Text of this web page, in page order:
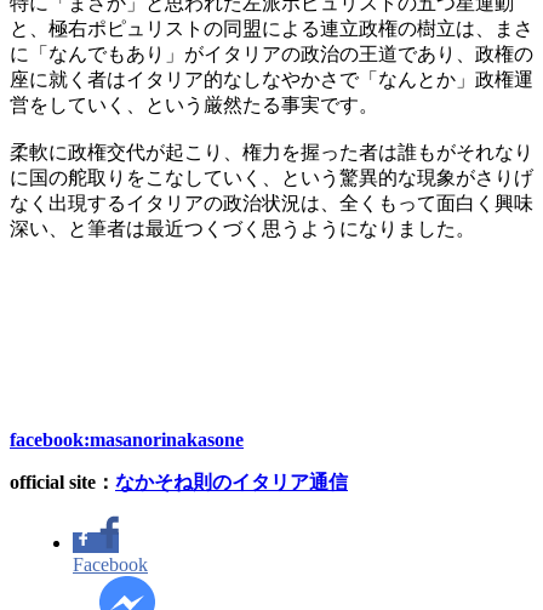
と、極右ポピュリストの同盟による連立政権の樹立は、まさ
に「なんでもあり」がイタリアの政治の王道であり、政権の
座に就く者はイタリア的なしなやかさで「なんとか」政権運
営をしていく、という厳然たる事実です。
柔軟に政権交代が起こり、権力を握った者は誰もがそれなり
に国の舵取りをこなしていく、という驚異的な現象がさりげ
なく出現するイタリアの政治状況は、全くもって面白く興味
深い、と筆者は最近つくづく思うようになりました。
facebook:masanorinakasone
official site ： なかそね則のイタリア通信
Facebook